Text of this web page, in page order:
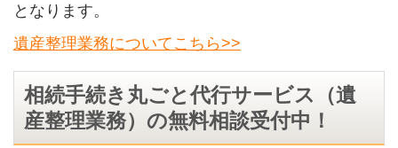
となります。
遺産整理業務についてこちら>>
相続手続き丸ごと代行サービス（遺
産整理業務）の無料相談受付中！